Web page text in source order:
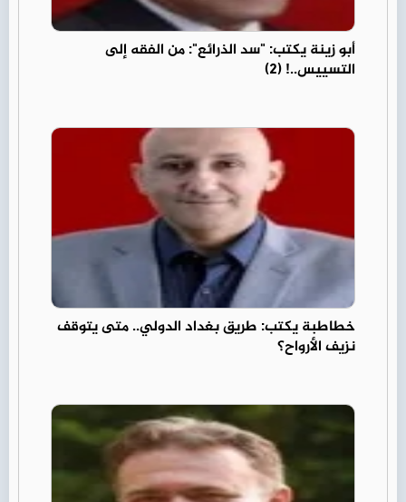
أبو زينة يكتب: "سد الذرائع": من الفقه إلى
التسييس..! (2)
خطاطبة يكتب: طريق بغداد الدولي.. متى يتوقف
نزيف الأرواح؟